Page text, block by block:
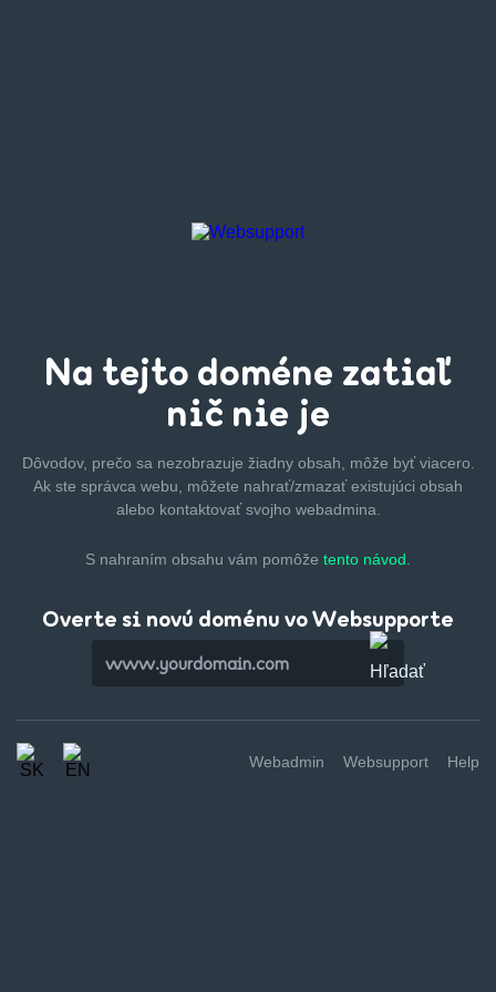
Na tejto doméne zatiaľ
nič nie je
Dôvodov, prečo sa nezobrazuje žiadny obsah, môže byťviacero.
Ak ste správca webu, môžete nahrať/zmazaťexistujúci obsah
alebo kontaktovať svojho webadmina.
S nahraním obsahu vám pomôže tento návod.
Overte si novú doménu vo Websupporte
Webadmin Websupport Help